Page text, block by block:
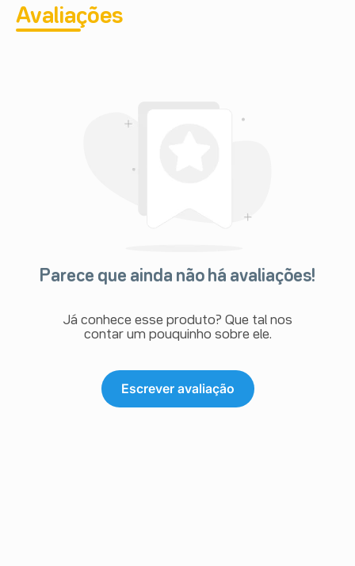
Avaliações
Parece que ainda não há avaliações!
Já conhece esse produto? Que tal nos
contar um pouquinho sobre ele.
Escrever avaliação